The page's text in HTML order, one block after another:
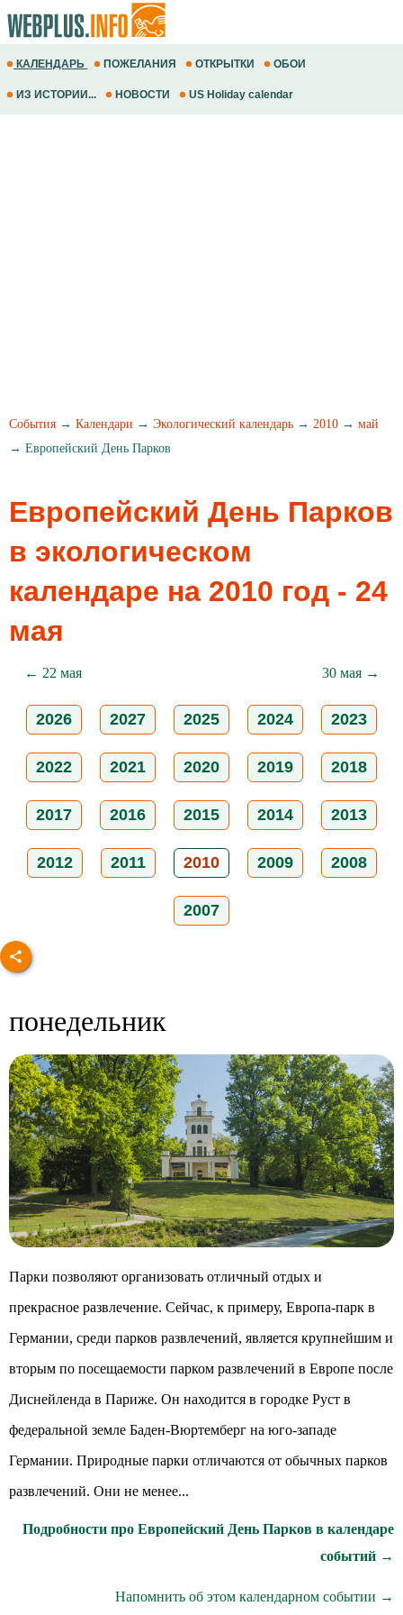
КАЛЕНДАРЬ ПОЖЕЛАНИЯ ОТКРЫТКИ ОБОИ
ИЗ ИСТОРИИ... НОВОСТИ US Holiday calendar
События → Календари → Экологический календарь → 2010 → май
→ Европейский День Парков
Европейский День Парков
в экологическом
календаре на 2010 год - 24
мая
← 22 мая 30 мая →
2026 2027 2025 2024 2023
2022 2021 2020 2019 2018
2017 2016 2015 2014 2013
2012 2011 2010 2009 2008
2007
понедельник
Парки позволяют организовать отличный отдых и
прекрасное развлечение. Сейчас, к примеру, Европа-парк в
Германии, среди парков развлечений, является крупнейшим и
вторым по посещаемости парком развлечений в Европе после
Диснейленда в Париже. Он находится в городке Руст в
федеральной земле Баден-Вюртемберг на юго-западе
Германии. Природные парки отличаются от обычных парков
развлечений. Они не менее...
Подробности про Европейский День Парков в календаре
событий →
Напомнить об этом календарном событии →